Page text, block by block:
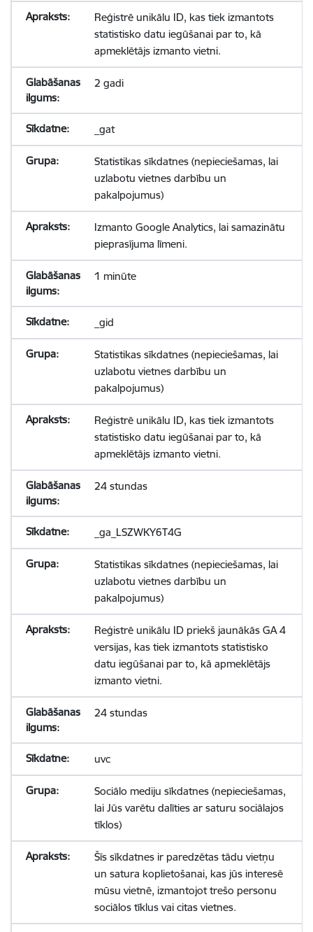
Reģistrē unikālu ID, kas tiek izmantots
statistisko datu iegūšanai par to, kā
apmeklētājs izmanto vietni.
2 gadi
_gat
Statistikas sīkdatnes (nepieciešamas, lai
uzlabotu vietnes darbību un
pakalpojumus)
Izmanto Google Analytics, lai samazinātu
pieprasījuma līmeni.
1 minūte
_gid
Statistikas sīkdatnes (nepieciešamas, lai
uzlabotu vietnes darbību un
pakalpojumus)
Reģistrē unikālu ID, kas tiek izmantots
statistisko datu iegūšanai par to, kā
apmeklētājs izmanto vietni.
24 stundas
_ga_LSZWKY6T4G
Statistikas sīkdatnes (nepieciešamas, lai
uzlabotu vietnes darbību un
pakalpojumus)
Reģistrē unikālu ID priekš jaunākās GA 4
versijas, kas tiek izmantots statistisko
datu iegūšanai par to, kā apmeklētājs
izmanto vietni.
24 stundas
uvc
Sociālo mediju sīkdatnes (nepieciešamas,
lai Jūs varētu dalīties ar saturu sociālajos
tīklos)
Šīs sīkdatnes ir paredzētas tādu vietņu
un satura koplietošanai, kas jūs interesē
mūsu vietnē, izmantojot trešo personu
sociālos tīklus vai citas vietnes.